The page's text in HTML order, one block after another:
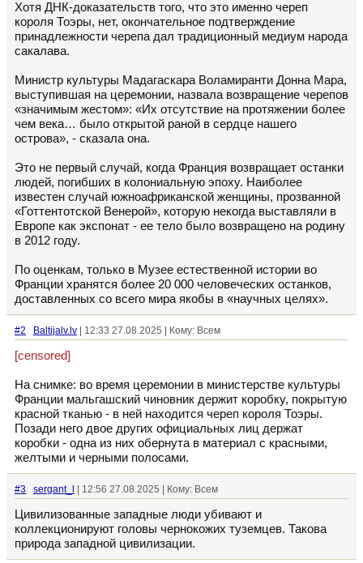
Хотя ДНК-доказательств того, что это именно череп
короля Тоэры, нет, окончательное подтверждение
принадлежности черепа дал традиционный медиум народа
сакалава.
Министр культуры Мадагаскара Воламиранти Донна Мара,
выступившая на церемонии, назвала возвращение черепов
«значимым жестом»: «Их отсутствие на протяжении более
чем века… было открытой раной в сердце нашего
острова», - сказала она.
Это не первый случай, когда Франция возвращает останки
людей, погибших в колониальную эпоху. Наиболее
известен случай южноафриканской женщины, прозванной
«Готтентотской Венерой», которую некогда выставляли в
Европе как экспонат - ее тело было возвращено на родину
в 2012 году.
По оценкам, только в Музее естественной истории во
Франции хранятся более 20 000 человеческих останков,
доставленных со всего мира якобы в «научных целях».
#2 Baltijalv.lv | 12:33 27.08.2025 | Кому: Всем
[censored]
На снимке: во время церемонии в министерстве культуры
Франции мальгашский чиновник держит коробку, покрытую
красной тканью - в ней находится череп короля Тоэры.
Позади него двое других официальных лиц держат
коробки - одна из них обернута в материал с красными,
желтыми и черными полосами.
#3 sergant_l | 12:56 27.08.2025 | Кому: Всем
Цивилизованные западные люди убивают и
коллекционируют головы чернокожих туземцев. Такова
природа западной цивилизации.